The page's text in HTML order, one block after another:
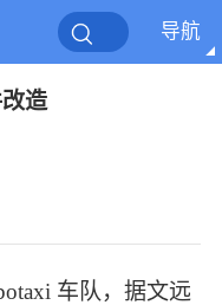
导航
造
车队，据文远